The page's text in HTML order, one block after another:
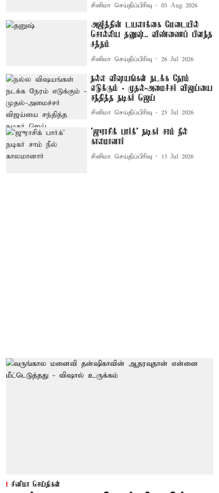
சினிமா செய்திப்பிரிவு 03 Aug 2026
அஜித்தின் டயலாக்கை மேடையில்
சொல்லிய தனுஷ்.. விண்ணைப் பிளந்த
சத்தம்
சினிமா செய்திப்பிரிவு 26 Jul 2026
நல்ல விஷயங்கள் நடக்க நேரம்
எடுக்கும் - முதல்-அமைச்சர் விஜய்யை
சந்தித்த நடிகர் ஜெய்
சினிமா செய்திப்பிரிவு 25 Jul 2026
'ஜுராசிக் பார்க்' நடிகர் சாம் நீல்
காலமானார்
சினிமா செய்திப்பிரிவு 13 Jul 2026
சினிமா செய்திகள்